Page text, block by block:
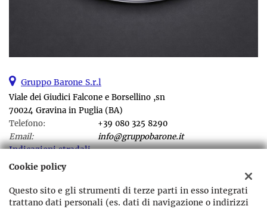
Gruppo Barone S.r.l
Viale dei Giudici Falcone e Borsellino ,sn
70024 Gravina in Puglia (BA)
Telefono:
+39 080 325 8290
Email:
info@gruppobarone.it
Indicazioni stradali
Dati fiscali:
Gruppo Barone srl
Cookie policy
Questo sito e gli strumenti di terze parti in esso integrati
trattano dati personali (es. dati di navigazione o indirizzi